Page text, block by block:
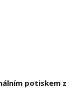
potiskem z